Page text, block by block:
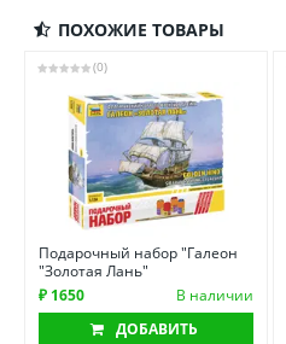
ПОХОЖИЕ ТОВАРЫ
(0)
Подарочный набор "Галеон
"Золотая Лань"
₽ 1650
В наличии
ДОБАВИТЬ